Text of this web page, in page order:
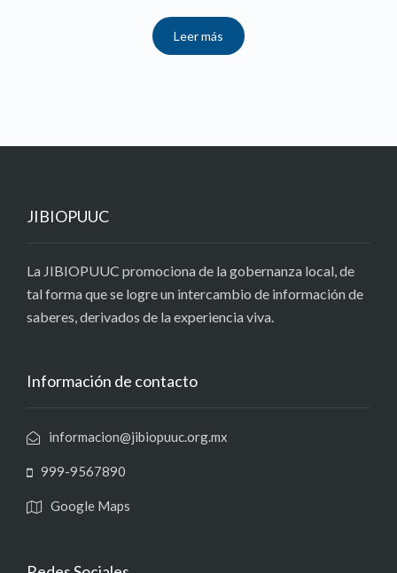
Leer más
JIBIOPUUC
La JIBIOPUUC promociona de la gobernanza local, de
tal forma que se logre un intercambio de información de
saberes, derivados de la experiencia viva.
Información de contacto
informacion@jibiopuuc.org.mx
999-9567890
Google Maps